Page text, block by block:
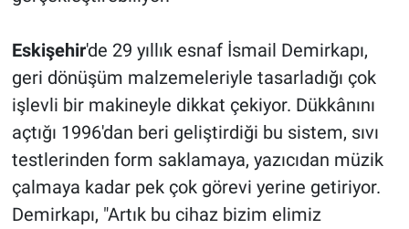
Eskişehir'de 29 yıllık esnaf İsmail Demirkapı,
geri dönüşüm malzemeleriyle tasarladığı çok
işlevli bir makineyle dikkat çekiyor. Dükkânını
açtığı 1996'dan beri geliştirdiği bu sistem, sıvı
testlerinden form saklamaya, yazıcıdan müzik
çalmaya kadar pek çok görevi yerine getiriyor.
Demirkapı, "Artık bu cihaz bizim elimiz